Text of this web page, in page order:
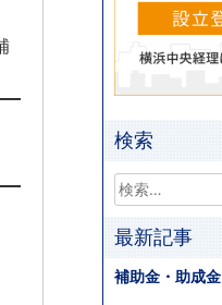
検索
最新記事
補助金・助成金